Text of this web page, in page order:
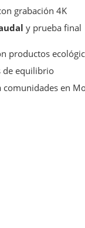
grabación 4K
y prueba final
productos
de equilibrio
comunidades en